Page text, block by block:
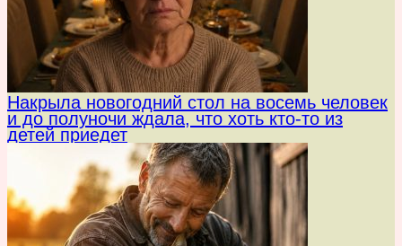
Накрыла новогодний стол на восемь человек
и до полуночи ждала, что хоть кто-то из
детей приедет